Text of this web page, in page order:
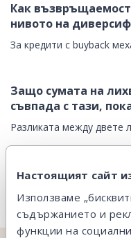
Настоящият сайт
Използваме
съдържанието и
функции на
Как
нивото на
За кредити с buyback
Защо сумата на
съвпада с тази,
Разликата между двете
получената лихва, а